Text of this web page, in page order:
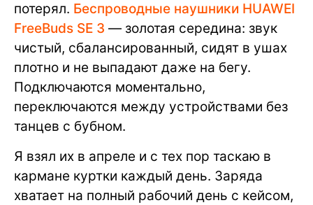
потерял. Беспроводные наушники HUAWEI
FreeBuds SE 3 — золотая середина: звук
чистый, сбалансированный, сидят в ушах
плотно и не выпадают даже на бегу.
Подключаются моментально,
переключаются между устройствами без
танцев с бубном.
Я взял их в апреле и с тех пор таскаю в
кармане куртки каждый день. Заряда
хватает на полный рабочий день с кейсом,